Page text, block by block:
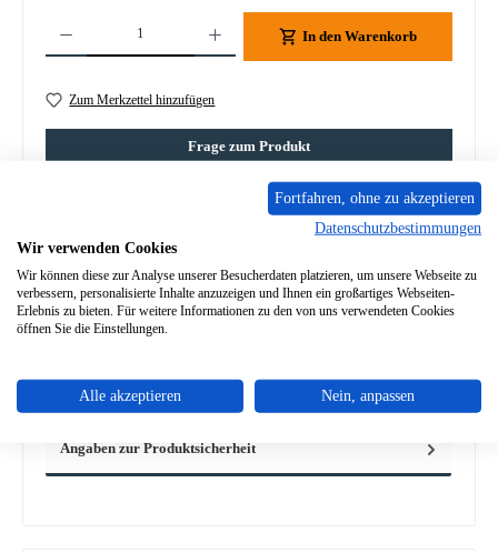
In den Warenkorb
Zum Merkzettel hinzufügen
Frage zum Produkt
Beschreibung
Original Aschekasten für den Kaminofen Spartherm Sento
Spartherm Sento Aschekasten Eckdaten: Aschelade, Aschebox
Eigenschaften
Angaben zur Produktsicherheit
Fortfahren, ohne zu akzeptieren
Datenschutzbestimmungen
Wir verwenden Cookies
Wir können diese zur Analyse unserer Besucherdaten platzieren, um unsere Webseite zu
verbessern, personalisierte Inhalte anzuzeigen und Ihnen ein großartiges Webseiten-
Erlebnis zu bieten. Für weitere Informationen zu den von uns verwendeten Cookies
öffnen Sie die Einstellungen.
Alle akzeptieren Nein, anpassen